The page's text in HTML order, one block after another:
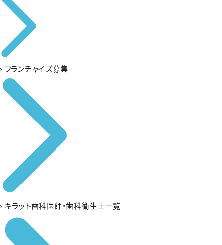
› フランチャイズ募集
› キラット歯科医師・歯科衛生士一覧